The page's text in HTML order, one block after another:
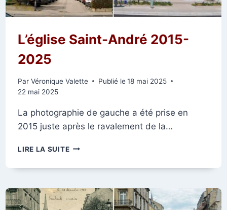
L’église Saint-André 2015-
2025
Par Véronique Valette Publié le 18 mai 2025
22 mai 2025
La photographie de gauche a été prise en
2015 juste après le ravalement de la…
LIRE LA SUITEL’ÉGLISE
ANDRÉ
2025